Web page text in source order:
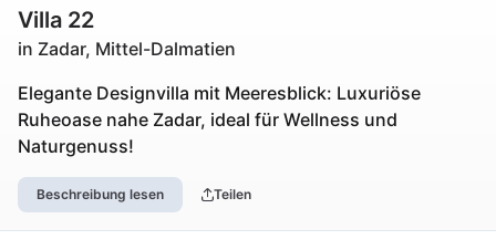
Villa 22
in Zadar, Mittel-Dalmatien
Elegante Designvilla mit Meeresblick: Luxuriöse
Ruheoase nahe Zadar, ideal für Wellness und
Naturgenuss!
Beschreibung lesen Teilen